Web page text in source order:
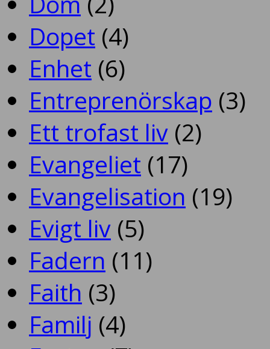
Dopet (4)
Enhet (6)
Entreprenörskap (3)
Ett trofast liv (2)
Evangeliet (17)
Evangelisation (19)
Evigt liv (5)
Fadern (11)
Faith (3)
Familj (4)